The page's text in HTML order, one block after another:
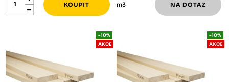
m3
-10%
AKCE
-10%
AKCE